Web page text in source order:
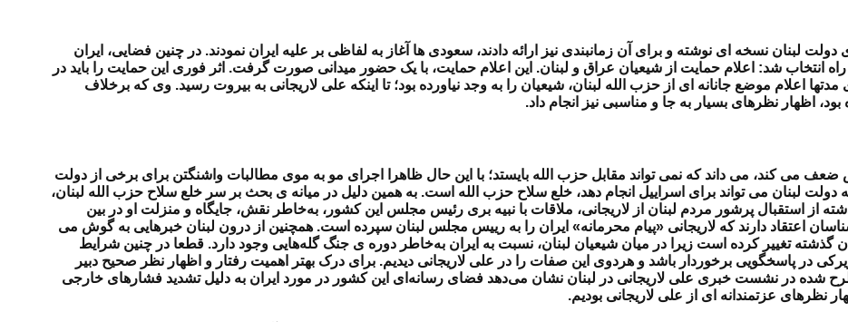
لبنان نسخه ای نوشته و برای آن زمانبندی نیز ارائه دادند، سعودی ها آغاز به لفاظی بر علیه ایران نمودند. در چنین فضایی، ایران
انتخاب شد: اعلام حمایت از شیعیان عراق و لبنان. این اعلام حمایت، با یک حضور میدانی صورت گرفت. اثر فوری این حمایت را باید در
اعلام موضع جانانه ای از حزب الله لبنان، شیعیان را به وجد نیاورده بود؛ تا اینکه علی لاریجانی به بیروت رسید. وی که برخلاف
اظهار نظرهای بسیار به جا و مناسبی نیز انجام داد.
می کند، می داند که نمی تواند مقابل حزب الله بایستد؛ با این حال ظاهرا اجرای مو به موی مطالبات واشنگتن برای برخی از دولت
لبنان می تواند برای اسراییل انجام دهد، خلع سلاح حزب الله است. به همین دلیل در میانه ی بحث بر سر خلع سلاح حزب الله لبنان،
از استقبال پرشور مردم لبنان از لاریجانی، ملاقات با نبیه بری رئیس مجلس این کشور، به‌خاطر نقش، جایگاه و منزلت او در بین
اعتقاد دارند که لاریجانی «پیام محرمانه» ایران را به رییس مجلس لبنان سپرده است. همچنین از درون لبنان خبرهایی به گوش می
گذشته تغییر کرده است زیرا در میان شیعیان لبنان، نسبت به ایران به‌خاطر دوره ی جنگ گله‌هایی وجود دارد. قطعا در چنین شرایط
زیرکی در پاسخگویی برخوردار باشد و هردوی این صفات را در علی لاریجانی دیدیم. برای درک بهتر اهمیت رفتار و اظهار نظر صحیح دبیر
شده در نشست خبری علی لاریجانی در لبنان نشان می‌دهد فضای رسانه‌ای این کشور در مورد ایران به دلیل تشدید فشارهای خارجی
نظرهای عزتمندانه ای از علی لاریجانی بودیم.